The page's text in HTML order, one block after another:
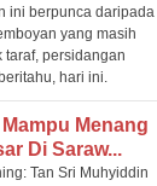
ini berpunca daripada
yang masih
taraf, persidangan
hari ini.
Mampu Menang
Di Saraw...
Tan Sri Muhyiddin